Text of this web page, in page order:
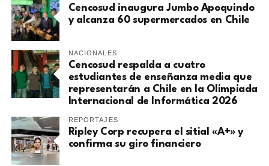
Cencosud inaugura Jumbo Apoquindo
y alcanza 60 supermercados en Chile
NACIONALES
Cencosud respalda a cuatro
estudiantes de enseñanza media que
representarán a Chile en la Olimpiada
Internacional de Informática 2026
REPORTAJES
Ripley Corp recupera el sitial «A+» y
confirma su giro financiero